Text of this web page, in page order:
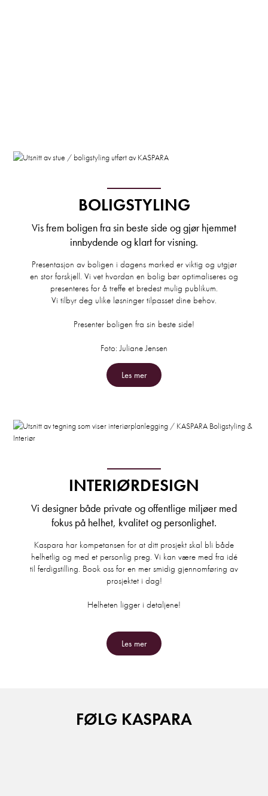
BOLIGSTYLING
Vis frem boligen fra sin beste side og gjør hjemmet
innbydende og klart for visning.
Presentasjon av boligen i dagens marked er viktig og utgjør
en stor forskjell. Vi vet hvordan en bolig bør optimaliseres og
presenteres for å treffe et bredest mulig publikum.
Vi tilbyr deg ulike løsninger tilpasset dine behov.
Presenter boligen fra sin beste side!
Foto: Juliane Jensen
Les mer
INTERIØRDESIGN
Vi designer både private og offentlige miljøer med
fokus på helhet, kvalitet og personlighet.
Kaspara har kompetansen for at ditt prosjekt skal bli både
helhetlig og med et personlig preg. Vi kan være med fra idé
til ferdigstilling. Book oss for en mer smidig gjennomføring av
prosjektet i dag!
Helheten ligger i detaljene!
Les mer
FØLG KASPARA